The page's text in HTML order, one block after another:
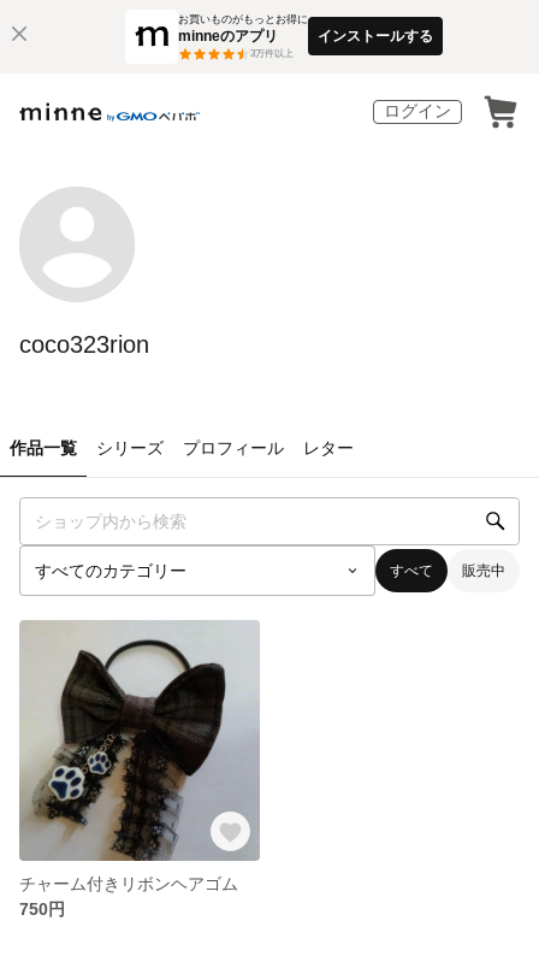
お買いものがもっとお得に
minneのアプリ
3万件以上
インストールする
ログイン
coco323rion
作品一覧 シリーズ プロフィール レター
すべて 販売中
チャーム付きリボンヘアゴム
750円